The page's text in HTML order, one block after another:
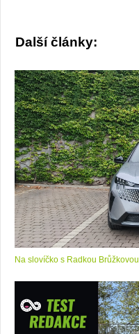
Další články:
Na slovíčko s Radkou Brůžkovou